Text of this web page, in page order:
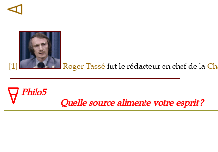
[1] Roger Tasséfut le rédacteur en chef de la
Philo5
Quelle source alimente votre esprit ?